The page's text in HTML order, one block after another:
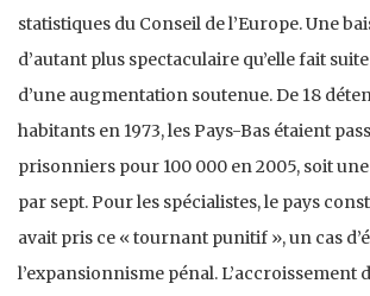
statistiques du Conseil de l’Europe. Une
d’autant plus spectaculaire qu’elle fait
d’une augmentation soutenue. De 18
habitants en 1973, les Pays-Bas étaient
prisonniers pour 100 000 en 2005, soit
par sept. Pour les spécialistes, le pays
avait pris ce « tournant punitif », un cas
l’expansionnisme pénal. L’accroissement